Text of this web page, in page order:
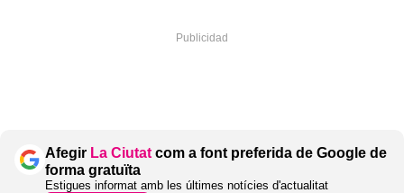
Afegir La Ciutat com a font preferida de Google de
forma gratuïta
Estigues informat amb les últimes notícies d'actualitat